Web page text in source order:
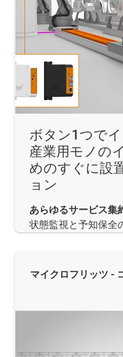
ボタン1つで
産業用モノの
めのすぐに設
ョン
あらゆるサービス集
状態監視と予知保全
マイクロフリッツ -